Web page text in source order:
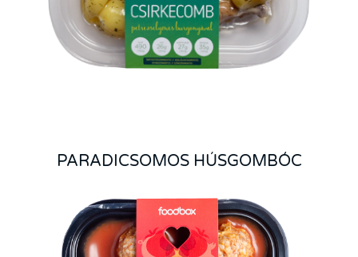
PARADICSOMOS HÚSGOMBÓC